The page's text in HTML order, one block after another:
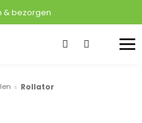
& bezorgen
Rollator